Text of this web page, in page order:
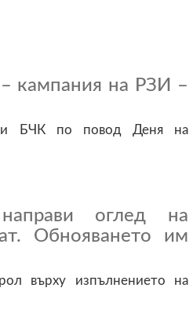
кампания на РЗИ –
и БЧК по повод Деня на
оглед на
Обнояването им
върху изпълнението на